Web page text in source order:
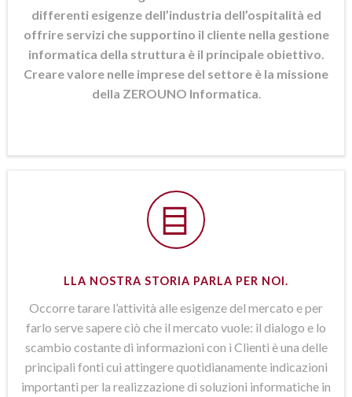
differenti esigenze dell’industria dell’ospitalità ed
offrire servizi che supportino il cliente nella gestione
informatica della struttura è il principale obiettivo.
Creare valore nelle imprese del settore è la missione
della ZEROUNO Informatica
LLA NOSTRA STORIA PARLA PER NOI.
Occorre tarare l’attività alle esigenze del mercato e per
farlo serve sapere ciò che il mercato vuole: il dialogo e lo
scambio costante di informazioni con i Clienti è una delle
principali fonti cui attingere quotidianamente indicazioni
importanti per la realizzazione di soluzioni informatiche in